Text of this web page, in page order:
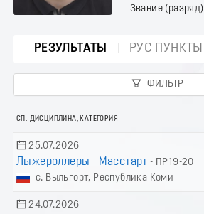
Звание (разряд)
РЕЗУЛЬТАТЫ РУС ПУНКТЫ
ФИЛЬТР
СП. ДИСЦИПЛИНА, КАТЕГОРИЯ
25.07.2026
Лыжероллеры - Масстарт - ПР19-20
с. Выльгорт, Республика Коми
24.07.2026